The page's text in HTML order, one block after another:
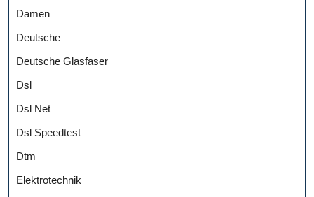
Damen
Deutsche
Deutsche Glasfaser
Dsl
Dsl Net
Dsl Speedtest
Dtm
Elektrotechnik